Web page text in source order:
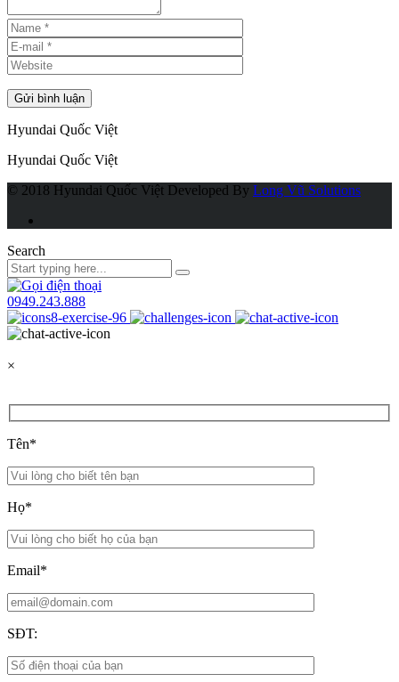
Hyundai Quốc Việt
Hyundai Quốc Việt
© 2018 Hyundai Quốc Việt Developed By Long Vũ Solutions
Search
0949.243.888
×
Tên*
Họ*
Email*
SĐT: